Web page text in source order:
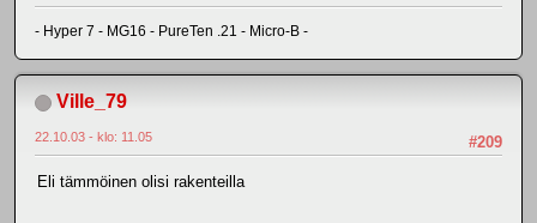
- Hyper 7 - MG16 - PureTen .21 - Micro-B -
Ville_79
#209
22.10.03 - klo: 11.05
Eli tämmöinen olisi rakenteilla